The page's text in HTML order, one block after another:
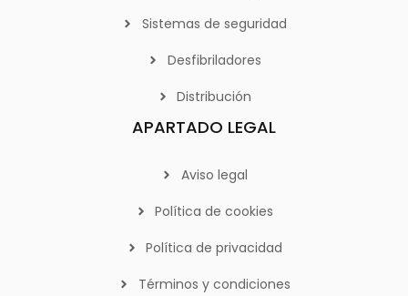
Sistemas de seguridad
Desfibriladores
Distribución
APARTADO LEGAL
Aviso legal
Política de cookies
Política de privacidad
Términos y condiciones